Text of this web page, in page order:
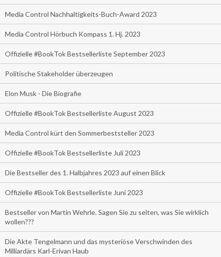
Media Control Nachhaltigkeits-Buch-Award 2023
Media Control Hörbuch Kompass 1. Hj. 2023
Offizielle #BookTok Bestsellerliste September 2023
Politische Stakeholder überzeugen
Elon Musk - Die Biografie
Offizielle #BookTok Bestsellerliste August 2023
Media Control kürt den Sommerbeststeller 2023
Offizielle #BookTok Bestsellerliste Juli 2023
Die Bestseller des 1. Halbjahres 2023 auf einen Blick
Offizielle #BookTok Bestsellerliste Juni 2023
Bestseller von Martin Wehrle. Sagen Sie zu selten, was Sie wirklich
wollen???
Die Akte Tengelmann und das mysteriöse Verschwinden des
Milliardärs Karl-Erivan Haub